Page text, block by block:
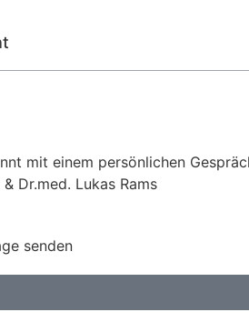
mit einem persönlichen
Dr.med. Lukas Rams
senden